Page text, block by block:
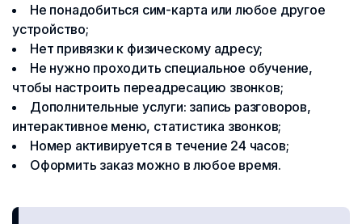
Не понадобиться сим-карта или любое другое
устройство;
Нет привязки к физическому адресу;
Не нужно проходить специальное обучение,
чтобы настроить переадресацию звонков;
Дополнительные услуги: запись разговоров,
интерактивное меню, статистика звонков;
Номер активируется в течение 24 часов;
Оформить заказ можно в любое время.